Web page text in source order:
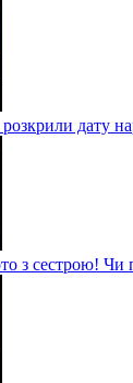
дату
з сестрою!